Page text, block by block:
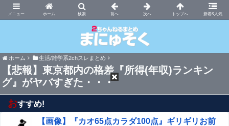
ホーム 新着&人気
まにゅそく 2chまとめニュース速報VIP
ホーム 生活/雑学系2chスレまとめ
【悲報】東京都内の格差『所得(年収)ランキン
グ』がヤバすぎた・・・
おすすめ!
【画像】『カオ65点カラダ100点』ギリギリお前